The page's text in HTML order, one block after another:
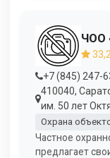
ЧОО
33,2
+7 (845) 247-
410040,
им. 50 лет
Охрана
Частное
предлагает